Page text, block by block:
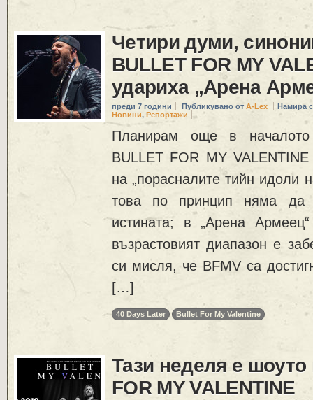
Четири думи,
BULLET FOR MY
удариха „Арена
преди 7 години Публикувано от A-Lex
Намира
Новини, Репортажи
Планирам още в
BULLET FOR MY
на „порасналите тийн идоли
това по принцип няма
истината; в „Арена
възрастовият диапазон е
си мисля, че BFMV са
[…]
40 Days Later Bullet For My Valentine
Тази неделя е шоуто
FOR MY VALENTINE